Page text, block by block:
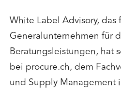
White Label Advisory, das
Generalunternehmen für
Beratungsleistungen, hat
bei procure.ch, dem
und Supply Management